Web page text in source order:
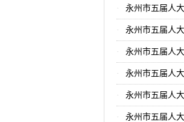
永州市五届人
永州市五届人
永州市五届人
永州市五届人
永州市五届人
永州市五届人